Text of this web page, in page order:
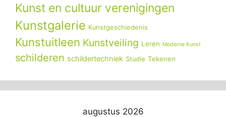
Kunst en cultuur verenigingen
Kunstgalerie Kunstgeschiedenis
Kunstuitleen Kunstveiling Leren Moderne Kunst
schilderen schildertechniek Studie Tekenen
augustus 2026